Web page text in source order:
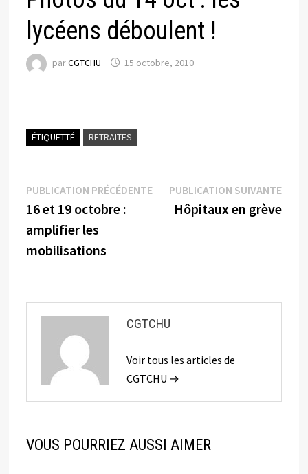
lycéens déboulent !
parCGTCHU 15 octobre, 2010
ÉTIQUETTÉ RETRAITES
Navigation
de
l’article
PUBLICATION PRÉCÉDENTEPublication
précédente :
16 et 19 octobre :
amplifier les
mobilisations
PUBLICATION SUIVANTE
Hôpitaux en grève
CGTCHU
Voir tous les articles de
CGTCHU →
VOUS POURRIEZ AUSSI AIMER